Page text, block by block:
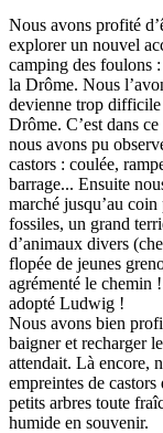
Nous avons profité
explorer un nouvel
camping des foulons
la Drôme. Nous
devienne trop difficile
Drôme. C’est dans
nous avons pu
castors : coulée,
barrage... Ensuite
marché jusqu’au
fossiles, un grand
d’animaux divers
flopée de jeunes
agrémenté le chemin
adopté Ludwig !
Nous avons bien
baigner et recharger
attendait. Là encore,
empreintes de castors
petits arbres toute
humide en souvenir.